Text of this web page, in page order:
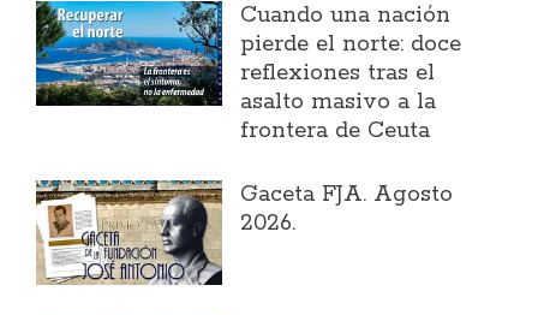
Cuando una nación
pierde el norte: doce
reflexiones tras el
asalto masivo a la
frontera de Ceuta
Gaceta FJA. Agosto
2026.